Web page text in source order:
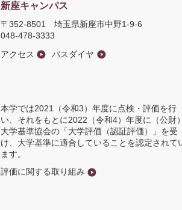
新座キャンパス
〒352-8501 埼玉県新座市中野1-9-6
048-478-3333
アクセス
バスダイヤ
本学では2021（令和3）年度に点検・評価を行
い、それをもとに2022（令和4）年度に（公財
大学基準協会の「大学評価（認証評価）」を受
け、大学基準に適合していることを認定されて
ます。
評価に関する取り組み